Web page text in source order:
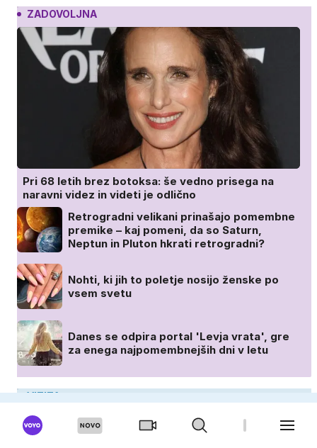
ZADOVOLJNA
Pri 68 letih brez botoksa: še vedno prisega na
naravni videz in videti je odlično
Retrogradni velikani prinašajo pomembne
premike – kaj pomeni, da so Saturn,
Neptun in Pluton hkrati retrogradni?
Nohti, ki jih to poletje nosijo ženske po
vsem svetu
Danes se odpira portal 'Levja vrata', gre
za enega najpomembnejših dni v letu
VIZITA